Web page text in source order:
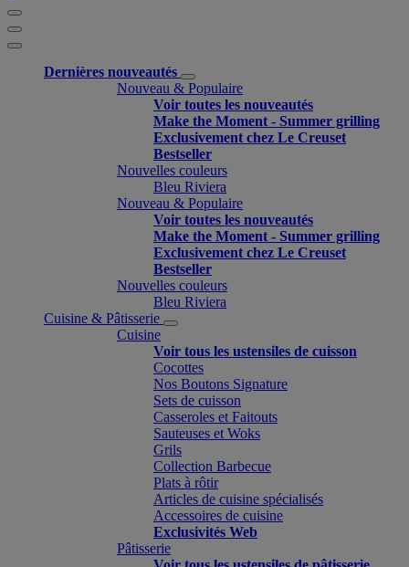
Dernières nouveautés
Nouveau & Populaire
Voir toutes les nouveautés
Make the Moment - Summer grilling
Exclusivement chez Le Creuset
Bestseller
Nouvelles couleurs
Bleu Riviera
Nouveau & Populaire
Voir toutes les nouveautés
Make the Moment - Summer grilling
Exclusivement chez Le Creuset
Bestseller
Nouvelles couleurs
Bleu Riviera
Cuisine & Pâtisserie
Cuisine
Voir tous les ustensiles de cuisson
Cocottes
Nos Boutons Signature
Sets de cuisson
Casseroles et Faitouts
Sauteuses et Woks
Grils
Collection Barbecue
Plats à rôtir
Articles de cuisine spécialisés
Accessoires de cuisine
Exclusivités Web
Pâtisserie